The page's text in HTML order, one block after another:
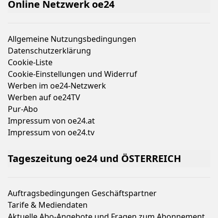
Online Netzwerk oe24
Allgemeine Nutzungsbedingungen
Datenschutzerklärung
Cookie-Liste
Cookie-Einstellungen und Widerruf
Werben im oe24-Netzwerk
Werben auf oe24TV
Pur-Abo
Impressum von oe24.at
Impressum von oe24.tv
Tageszeitung oe24 und ÖSTERREICH
Auftragsbedingungen Geschäftspartner
Tarife & Mediendaten